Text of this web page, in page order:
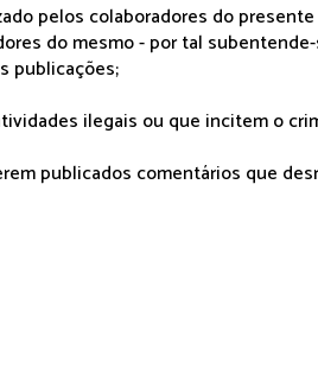
pelos colaboradores do
do mesmo - por tal
publicações;
ilegais ou que incitem o
publicados comentários que